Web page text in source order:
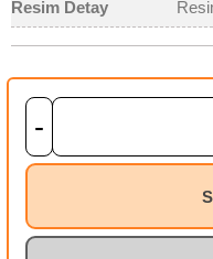
Resim Detay
-